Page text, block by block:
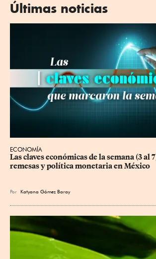
Últimas noticias
ECONOMÍA
Las claves económicas de la semana (3 al
remesas y política monetaria en México
Por Katyana Gómez Baray